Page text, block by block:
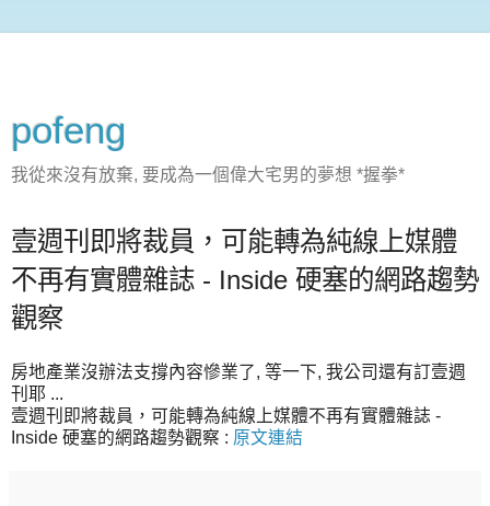
pofeng
我從來沒有放棄, 要成為一個偉大宅男的夢想 *握拳*
壹週刊即將裁員，可能轉為純線上媒體
不再有實體雜誌 - Inside 硬塞的網路趨勢
觀察
房地產業沒辦法支撐內容慘業了, 等一下, 我公司還有訂壹週
刊耶 ...
壹週刊即將裁員，可能轉為純線上媒體不再有實體雜誌 -
Inside 硬塞的網路趨勢觀察 : 原文連結